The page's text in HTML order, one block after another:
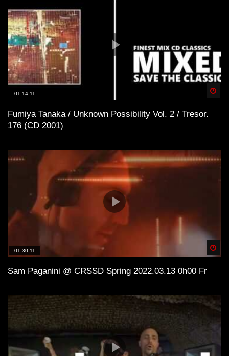
01:14:11
Fumiya Tanaka / Unknown Possibility Vol. 2 / Tresor.
176 (CD 2001)
01:30:11
Sam Paganini @ CRSSD Spring 2022.03.13 0h00 Fr